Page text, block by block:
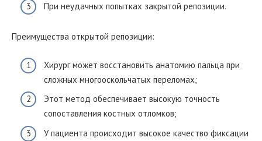
При неудачных попытках закрытой репозиции.
Преимущества открытой репозиции:
Хирург может восстановить анатомию пальца при
сложных многооскольчатых переломах;
Этот метод обеспечивает высокую точность
сопоставления костных отломков;
У пациента происходит высокое качество фиксации